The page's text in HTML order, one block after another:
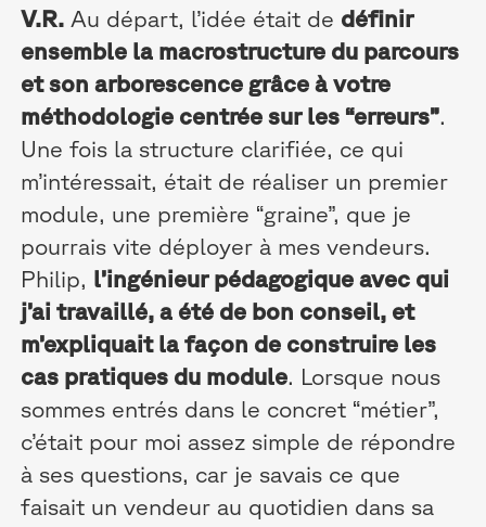
V.R. Au départ, l’idée était de définir
ensemble la macrostructure du parcours
et son arborescence grâce à votre
méthodologie centrée sur les “erreurs”.
Une fois la structure clarifiée, ce qui
m’intéressait, était de réaliser un premier
module, une première “graine”, que je
pourrais vite déployer à mes vendeurs.
Philip, l’ingénieur pédagogique avec qui
j’ai travaillé, a été de bon conseil, et
m’expliquait la façon de construire les
cas pratiques du module. Lorsque nous
sommes entrés dans le concret “métier”,
c’était pour moi assez simple de répondre
à ses questions, car je savais ce que
faisait un vendeur au quotidien dans sa